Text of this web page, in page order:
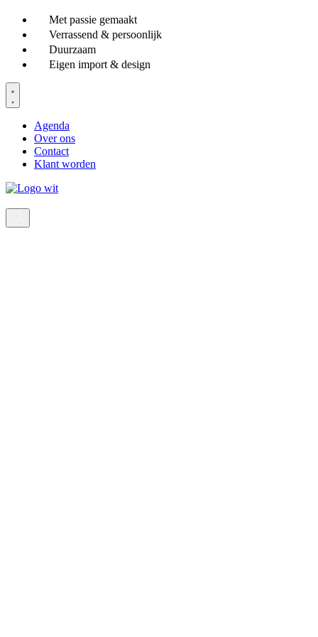
inhoud
Met passie gemaakt
Verrassend & persoonlijk
Duurzaam
Eigen import & design
Agenda
Over ons
Contact
Klant worden
zoeken